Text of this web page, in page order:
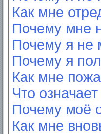
Как мне
Почему мне
Почему я не
Почему я
Как мне
Что
Почему моё
Как мне